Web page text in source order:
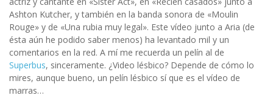
Ashton Kutcher, y también en la banda sonora de «Moulin
Rouge» y de «Una rubia muy legal». Este vídeo junto a Aria (de
ésta aún he podido saber menos) ha levantado mil y un
comentarios en la red. A mí me recuerda un pelín al de
Superbus, sinceramente. ¿Video lésbico? Depende de cómo lo
mires, aunque bueno, un pelín lésbico sí que es el vídeo de
marras…